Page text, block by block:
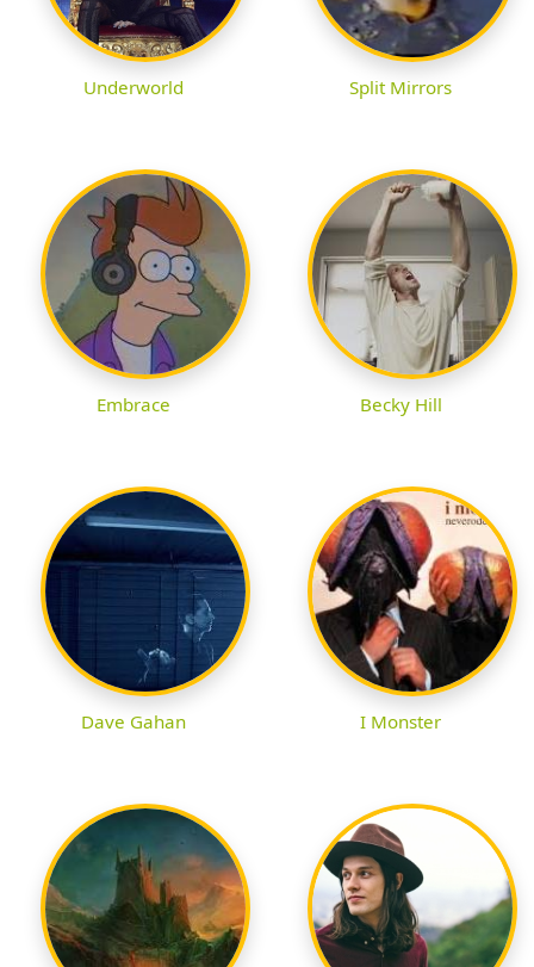
Underworld Split Mirrors
Embrace Becky Hill
Dave Gahan I Monster